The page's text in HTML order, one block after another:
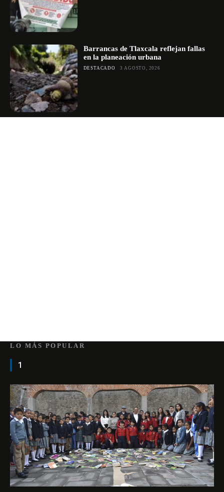
Barrancas de Tlaxcala reflejan fallas
en la planeación urbana
DESTACADO 3 AGOSTO, 2026
LO MÁS POPULAR
1